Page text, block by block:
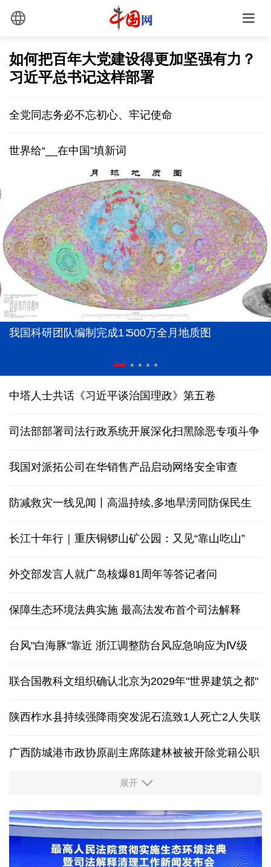
如何把百年大党建设得更加坚强有力？
习近平总书记这样部署
全党同志务必不忘初心、牢记使命
世界给“__在中国”填新词
我国科研团队编制完成1∶500万全月地质图
中塔人士共话《习近平谈治国理政》第五卷
司法部部署司法行政系统开展深化扫黑除恶专项斗争
我国对派拓公司在华销售产品启动网络安全审查
防减救灾一线见闻丨高温持续,多地旱涝同防保民生
长江十年行｜重庆铜锣山矿公园：又见“靠山吃山”
外交部发言人就广岛核爆81周年等答记者问
保障生态环境法典实施 最高法发布首个司法解释
台风"白海豚"靠近 浙江调整防台风应急响应为Ⅳ级
联合国教科文组织确认北京为2029年"世界建筑之都"
陕西柞水县持续强降雨突发泥石流致1人死亡2人失联
广西防城港市政协原副主席陈建林被被开除党籍公职
中国多地出台带薪休假新政 释放消费潜力
入境游火热 前7月北京离境退税各项数据均创新高
我国自阿根廷进口的牛肉已达到规定数量的50%
展开